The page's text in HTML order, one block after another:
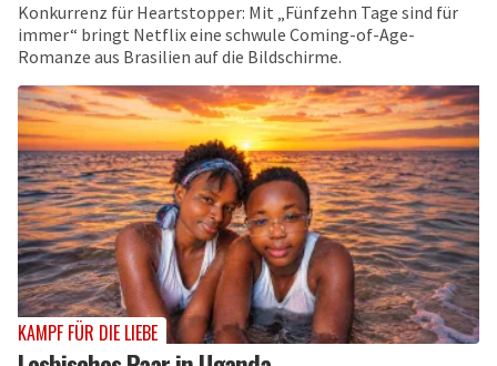
Konkurrenz für Heartstopper: Mit „Fünfzehn Tage sind für
immer“ bringt Netflix eine schwule Coming-of-Age-
Romanze aus Brasilien auf die Bildschirme.
KAMPF FÜR DIE LIEBE